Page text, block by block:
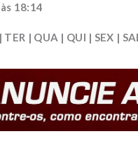
18:14
TER | QUA | QUI | SEX |